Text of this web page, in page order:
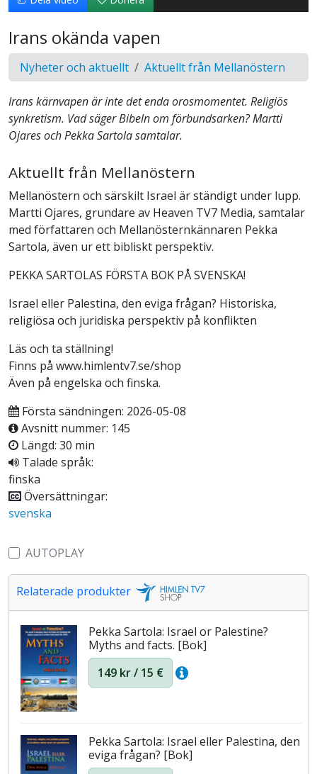
Irans okända vapen
Nyheter och aktuellt Aktuellt från Mellanöstern
Irans kärnvapen är inte det enda orosmomentet. Religiös
synkretism. Vad säger Bibeln om förbundsarken? Martti
Ojares och Pekka Sartola samtalar.
Aktuellt från Mellanöstern
Mellanöstern och särskilt Israel är ständigt under lupp.
Martti Ojares, grundare av Heaven TV7 Media, samtalar
med författaren och Mellanösternkännaren Pekka
Sartola, även ur ett bibliskt perspektiv.
PEKKA SARTOLAS FÖRSTA BOK PÅ SVENSKA!
Israel eller Palestina, den eviga frågan? Historiska,
religiösa och juridiska perspektiv på konflikten
Läs och ta ställning!
Finns på www.himlentv7.se/shop
Även på engelska och finska.
Första sändningen: 2026-05-08
Avsnitt nummer: 145
Längd: 30 min
Talade språk:
finska
Översättningar:
svenska
AUTOPLAY
Relaterade produkter
Pekka Sartola: Israel or Palestine?
Myths and facts. [Bok]
149 kr / 15 €
Pekka Sartola: Israel eller Palestina, den
eviga frågan? [Bok]